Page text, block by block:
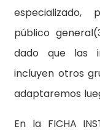
público
dado que las
incluyen otros
adaptaremos
En la FICHA